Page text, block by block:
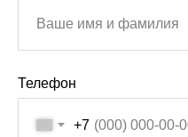
Телефон
+7